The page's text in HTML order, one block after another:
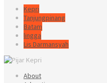
Kepri
Tanjungpinang
Batam
lingga
Lis Darmansyah
About